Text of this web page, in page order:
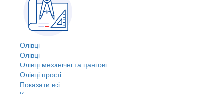
Олівці
Олівці
Олівці механічні та цангові
Олівці прості
Показати всі